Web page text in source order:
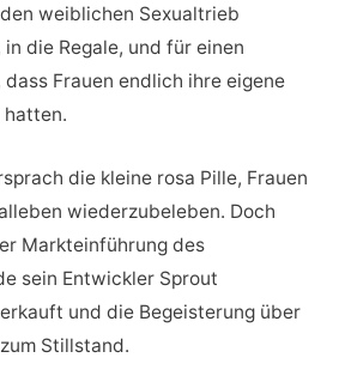
weiblichen Sexualtrieb
die Regale, und für einen
Frauen endlich ihre eigene
hatten.
die kleine rosa Pille, Frauen
wiederzubeleben. Doch
Markteinführung des
sein Entwickler Sprout
und die Begeisterung über
Stillstand.